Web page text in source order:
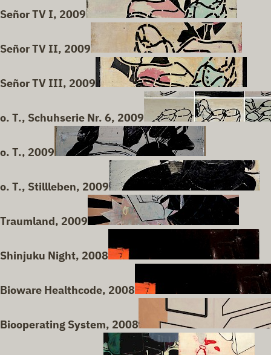
Señor TV I, 2009
Señor TV II, 2009
Señor TV III, 2009
o. T., Schuhserie Nr. 6, 2009
o. T., 2009
o. T., Stillleben, 2009
Traumland, 2009
Shinjuku Night, 2008
Bioware Healthcode, 2008
Biooperating System, 2008